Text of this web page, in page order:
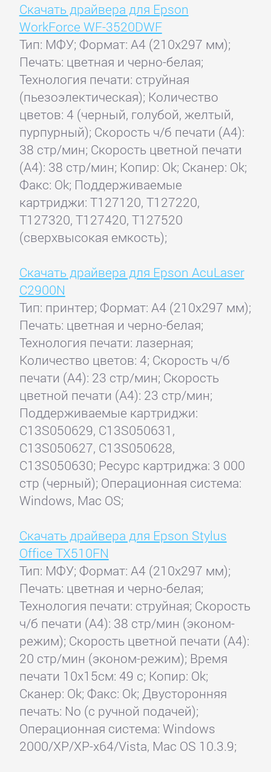
Скачать драйвера для Epson
WorkForce WF-3520DWF
Тип: МФУ; Формат: A4 (210x297 мм);
Печать: цветная и черно-белая;
Технология печати: струйная
(пьезоэлектическая); Количество
цветов: 4 (черный, голубой, желтый,
пурпурный); Скорость ч/б печати (А4):
38 стр/мин; Скорость цветной печати
(А4): 38 стр/мин; Копир: Ok; Сканер: Ok;
Факс: Ok; Поддерживаемые
картриджи: T127120, T127220,
T127320, T127420, T127520
(сверхвысокая емкость);
Скачать драйвера для Epson AcuLaser
C2900N
Тип: принтер; Формат: A4 (210x297 мм);
Печать: цветная и черно-белая;
Технология печати: лазерная;
Количество цветов: 4; Скорость ч/б
печати (А4): 23 стр/мин; Скорость
цветной печати (А4): 23 стр/мин;
Поддерживаемые картриджи:
C13S050629, C13S050631,
C13S050627, C13S050628,
C13S050630; Ресурс картриджа: 3 000
стр (черный); Операционная система:
Windows, Mac OS;
Скачать драйвера для Epson Stylus
Office TX510FN
Тип: МФУ; Формат: A4 (210x297 мм);
Печать: цветная и черно-белая;
Технология печати: струйная; Скорость
ч/б печати (А4): 38 стр/мин (эконом-
режим); Скорость цветной печати (А4):
20 стр/мин (эконом-режим); Время
печати 10x15см: 49 с; Копир: Ok;
Сканер: Ok; Факс: Ok; Двусторонняя
печать: No (с ручной подачей);
Операционная система: Windows
2000/XP/XP-x64/Vista, Mac OS 10.3.9;